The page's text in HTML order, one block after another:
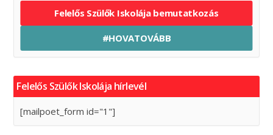
Felelős Szülők Iskolája bemutatkozás
#HOVATOVÁBB
Felelős Szülők Iskolája hírlevél
[mailpoet_form id="1"]